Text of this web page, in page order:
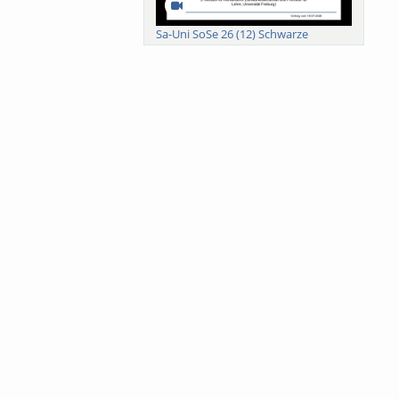
Sa-Uni SoSe 26 (12) Schwarze